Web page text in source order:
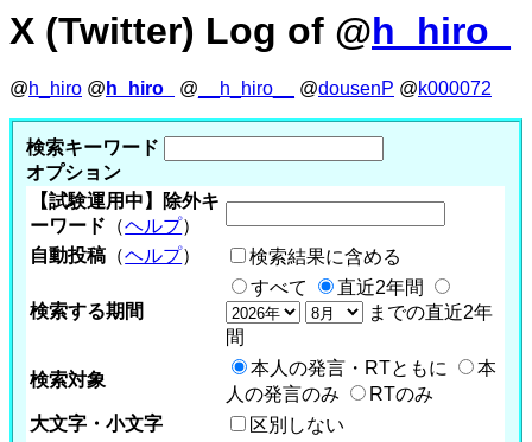
X (Twitter) Log of @h_hiro_
@h_hiro @ h_hiro_ @ __h_hiro__ @dousenP @k000072
検索キーワード
オプション
【試験運用中】除外キ
ーワード （ヘルプ）
自動投稿 （ヘルプ） 検索結果に含める
検索する期間
すべて
直近2年間
までの直近2年
間
検索対象
本人の発言・RTともに
本
人の発言のみ
RTのみ
大文字・小文字
区別しない